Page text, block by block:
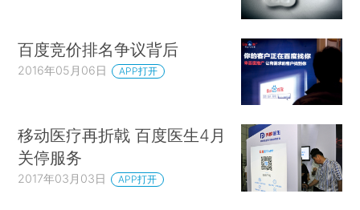
百度竞价排名争议背后
2016年05月06日 APP打开
移动医疗再折戟 百度医生4月
关停服务
2017年03月03日 APP打开